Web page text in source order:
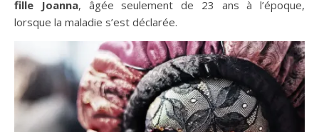
fille Joanna, âgée seulement de 23 ans à l’époque,
lorsque la maladie s’est déclarée.